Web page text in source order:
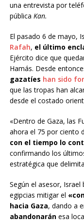
una entrevista por
pública Kan.
El pasado 6 de mayo,
Rafah, el último
Ejército dice que
Hamás. Desde
gazatíes han sido
que las tropas han
desde el costado
«Dentro de Gaza, las
ahora el 75 por ciento
con el tiempo lo
confirmando los
estratégica que
Según el asesor,
egipcias mitigar el
hacia Gaza, dando a
abandonarán esa